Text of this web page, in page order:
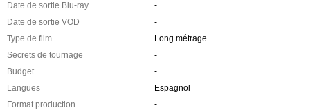
Date de sortie Blu-ray
-
Date de sortie VOD
-
Type de film
Long métrage
Secrets de tournage
-
Budget
-
Langues
Espagnol
Format production
-